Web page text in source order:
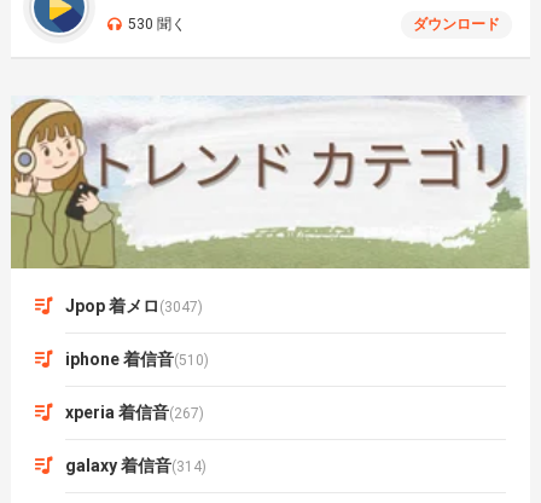
530 聞く ダウンロード
Jpop 着メロ (3047)
iphone 着信音(510)
xperia 着信音(267)
galaxy 着信音(314)